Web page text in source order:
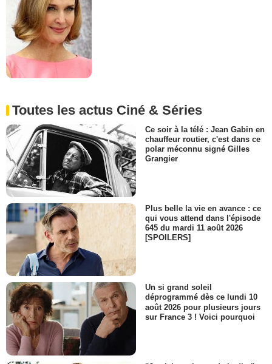
Toutes les actus Ciné & Séries
Ce soir à la télé : Jean Gabin en
chauffeur routier, c'est dans ce
polar méconnu signé Gilles
Grangier
Plus belle la vie en avance : ce
qui vous attend dans l'épisode
645 du mardi 11 août 2026
[SPOILERS]
Un si grand soleil
déprogrammé dès ce lundi 10
août 2026 pour plusieurs jours
sur France 3 ! Voici pourquoi